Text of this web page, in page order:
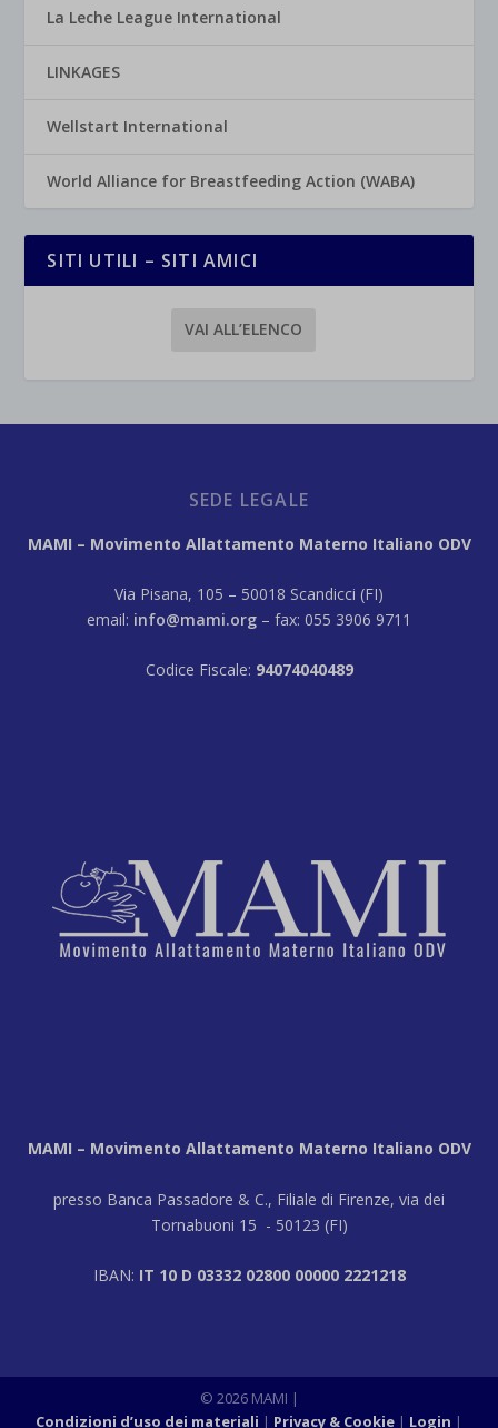
La Leche League International
LINKAGES
Wellstart International
World Alliance for Breastfeeding Action (WABA)
SITI UTILI – SITI AMICI
VAI ALL’ELENCO
SEDE LEGALE
MAMI – Movimento Allattamento Materno Italiano ODV
Via Pisana, 105 – 50018 Scandicci (FI)
email: info@mami.org – fax: 055 3906 9711
Codice Fiscale: 94074040489
MAMI – Movimento Allattamento Materno Italiano ODV
presso Banca Passadore & C., Filiale di Firenze, via dei
Tornabuoni 15 - 50123 (FI)
IBAN: IT 10 D 03332 02800 00000 2221218
© 2026 MAMI |
Condizioni d’uso dei materiali
Privacy & Cookie Login |